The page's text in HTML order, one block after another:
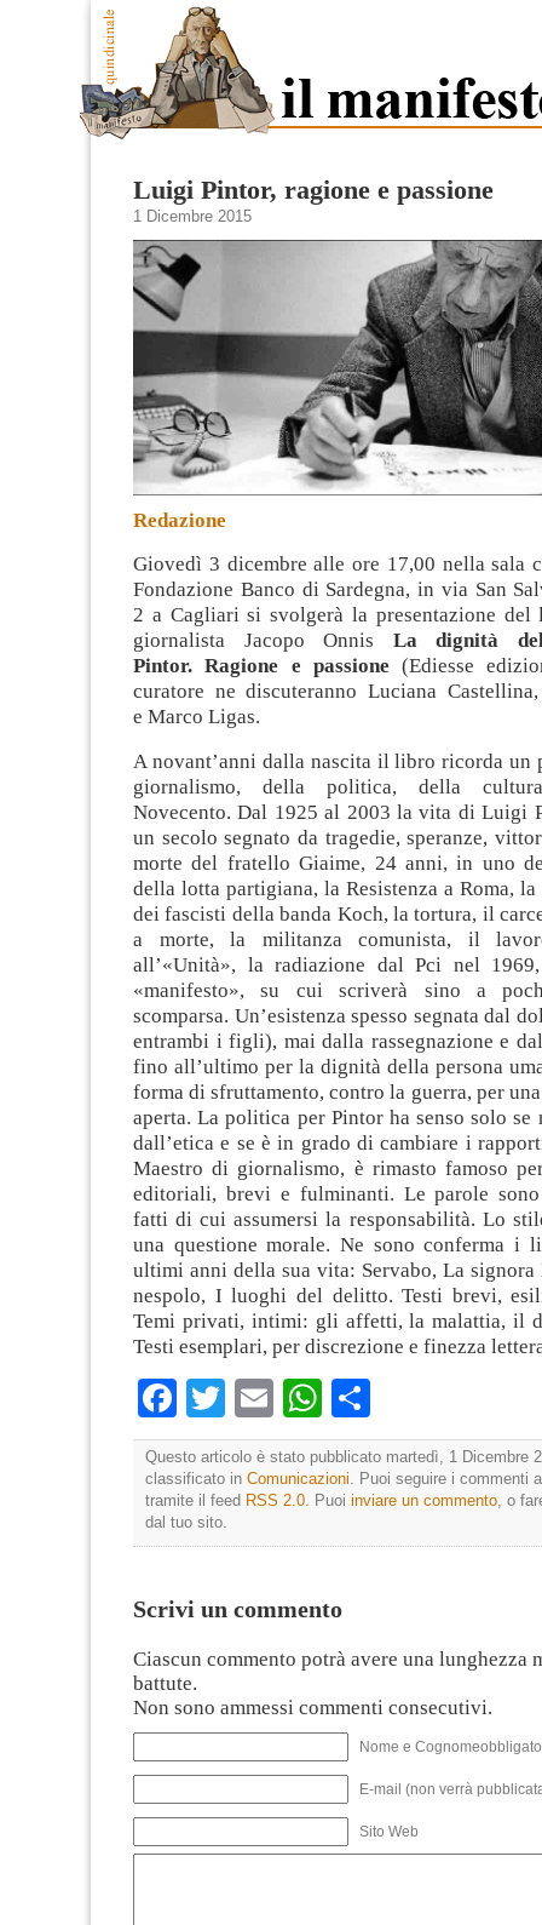
Luigi Pintor, ragione e passione
1 Dicembre 2015
Redazione
Giovedì 3 dicembre alle ore 17,00 nella sala
Fondazione Banco di Sardegna, in via San
2 a Cagliari si svolgerà la presentazione
giornalista Jacopo Onnis La dignità
Pintor. Ragione e passione(Ediesse
curatore ne discuteranno Luciana
e Marco Ligas.
A novant’anni dalla nascita il libro ricorda un
giornalismo, della politica, della
Novecento. Dal 1925 al 2003 la vita di Luigi
un secolo segnato da tragedie, speranze,
morte del fratello Giaime, 24 anni, in uno
della lotta partigiana, la Resistenza a Roma,
dei fascisti della banda Koch, la tortura, il
a morte, la militanza comunista, il
all’«Unità», la radiazione dal Pci nel
«manifesto», su cui scriverà sino a
scomparsa. Un’esistenza spesso segnata dal
entrambi i figli), mai dalla rassegnazione e
fino all’ultimo per la dignità della persona
forma di sfruttamento, contro la guerra, per
aperta. La politica per Pintor ha senso solo se
dall’etica e se è in grado di cambiare i
Maestro di giornalismo, è rimasto famoso
editoriali, brevi e fulminanti. Le parole sono
fatti di cui assumersi la responsabilità. Lo
una questione morale. Ne sono conferma i
ultimi anni della sua vita: Servabo, La signora
nespolo, I luoghi del delitto. Testi brevi,
Temi privati, intimi: gli affetti, la malattia, il
Testi esemplari, per discrezione e finezza
Facebook
TwitterEmailWhatsApp
Questo articolo è stato pubblicato martedì, 1 Dicembre
classificato in Comunicazioni . Puoi seguire i commenti
tramite il feed RSS 2.0 . Puoi inviare un commento , o
dal tuo sito.
Scrivi un commento
Ciascun commento potrà avere una lunghezza
battute.
Non sono ammessi commenti consecutivi.
Nome e
E-mail (non verrà
Sito Web